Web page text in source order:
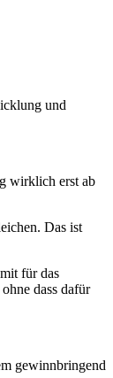
und
wirklich erst ab
Das ist
für das
dass dafür
gewinnbringend